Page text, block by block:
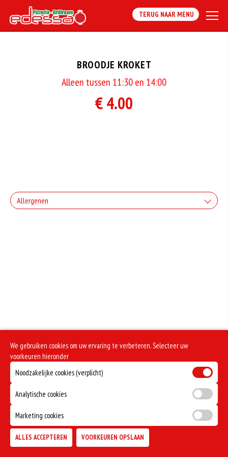
TERUG NAAR MENU
BROODJE KROKET
Alleen tussen 11:30 en 14:00
€ 4.00
Allergenen
We gebruiken cookies om uw ervaring te verbeteren. Selecteer uw
voorkeuren hieronder
Noodzakelijke cookies (verplicht)
Analytische cookies
Marketing cookies
ALLES ACCEPTEREN VOORKEUREN OPSLAAN